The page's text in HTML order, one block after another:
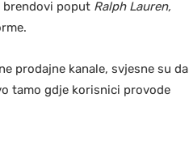
brendovi poput Ralph Lauren,
prodajne kanale, svjesne su da
tamo gdje korisnici provode